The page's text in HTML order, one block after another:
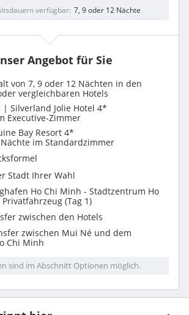
verfügbar 7, 9 oder 12 Nächte
Angebot für Sie
von 7, 9 oder 12 Nächten in den
vergleichbaren Hotels
| Silverland Jolie Hotel 4*
Executive-Zimmer
Bay Resort 4*
im Standardzimmer
Stadt Ihrer Wahl
Ho Chi Minh - Stadtzentrum Ho
(Tag 1)
zwischen den Hotels
zwischen Mui Né und dem
Chi Minh
sind im Abschnitt Optionen möglich.